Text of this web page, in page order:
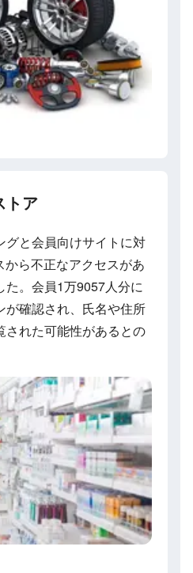
トア
グと会員向けサイトに対
から不正なアクセスがあ
た。会員1万9057人分に
が確認され、氏名や住所
された可能性があるとの